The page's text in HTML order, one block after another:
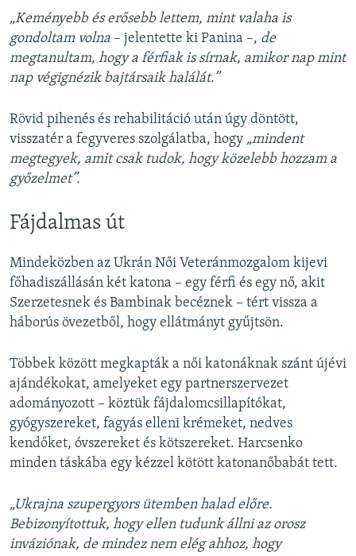
„Keményebb és erősebb lettem, mint valaha is
gondoltam volna – jelentette ki Panina –, de
megtanultam, hogy a férfiak is sírnak, amikor nap mint
nap végignézik bajtársaik halálát.”
Rövid pihenés és rehabilitáció után úgy döntött,
visszatér a fegyveres szolgálatba, hogy „mindent
megtegyek, amit csak tudok, hogy közelebb hozzam a
győzelmet”.
Fájdalmas út
Mindeközben az Ukrán Női Veteránmozgalom kijevi
főhadiszállásán két katona – egy férfi és egy nő, akit
Szerzetesnek és Bambinak becéznek – tért vissza a
háborús övezetből, hogy ellátmányt gyűjtsön.
Többek között megkapták a női katonáknak szánt újévi
ajándékokat, amelyeket egy partnerszervezet
adományozott – köztük fájdalomcsillapítókat,
gyógyszereket, fagyás elleni krémeket, nedves
kendőket, óvszereket és kötszereket. Harcsenko
minden táskába egy kézzel kötött katonanőbabát tett.
„Ukrajna szupergyors ütemben halad előre.
Bebizonyítottuk, hogy ellen tudunk állni az orosz
inváziónak, de mindez nem elég ahhoz, hogy